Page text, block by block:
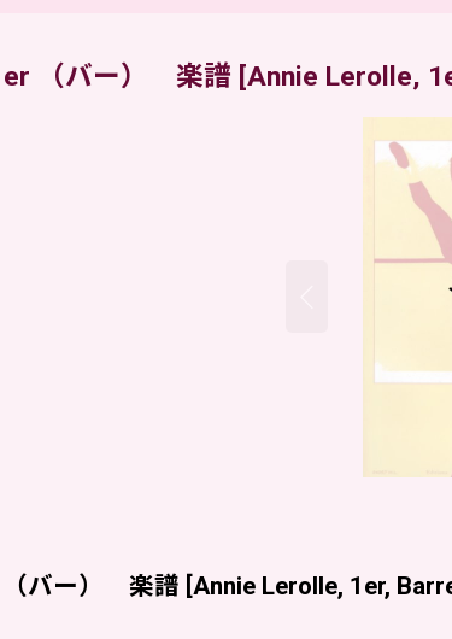
（バー） 楽譜 [Annie Lerolle,
（バー） 楽譜 [Annie Lerolle, 1er,